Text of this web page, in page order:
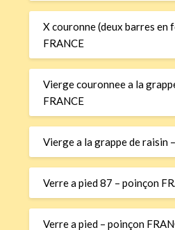
X couronne (deux barres en
FRANCE
Vierge couronnee a la
FRANCE
Vierge a la grappe de raisin
Verre a pied 87 – poinçon
Verre a pied – poinçon